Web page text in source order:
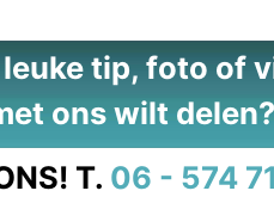
leuke tip, foto of
ons wilt delen?
T. 06 - 574